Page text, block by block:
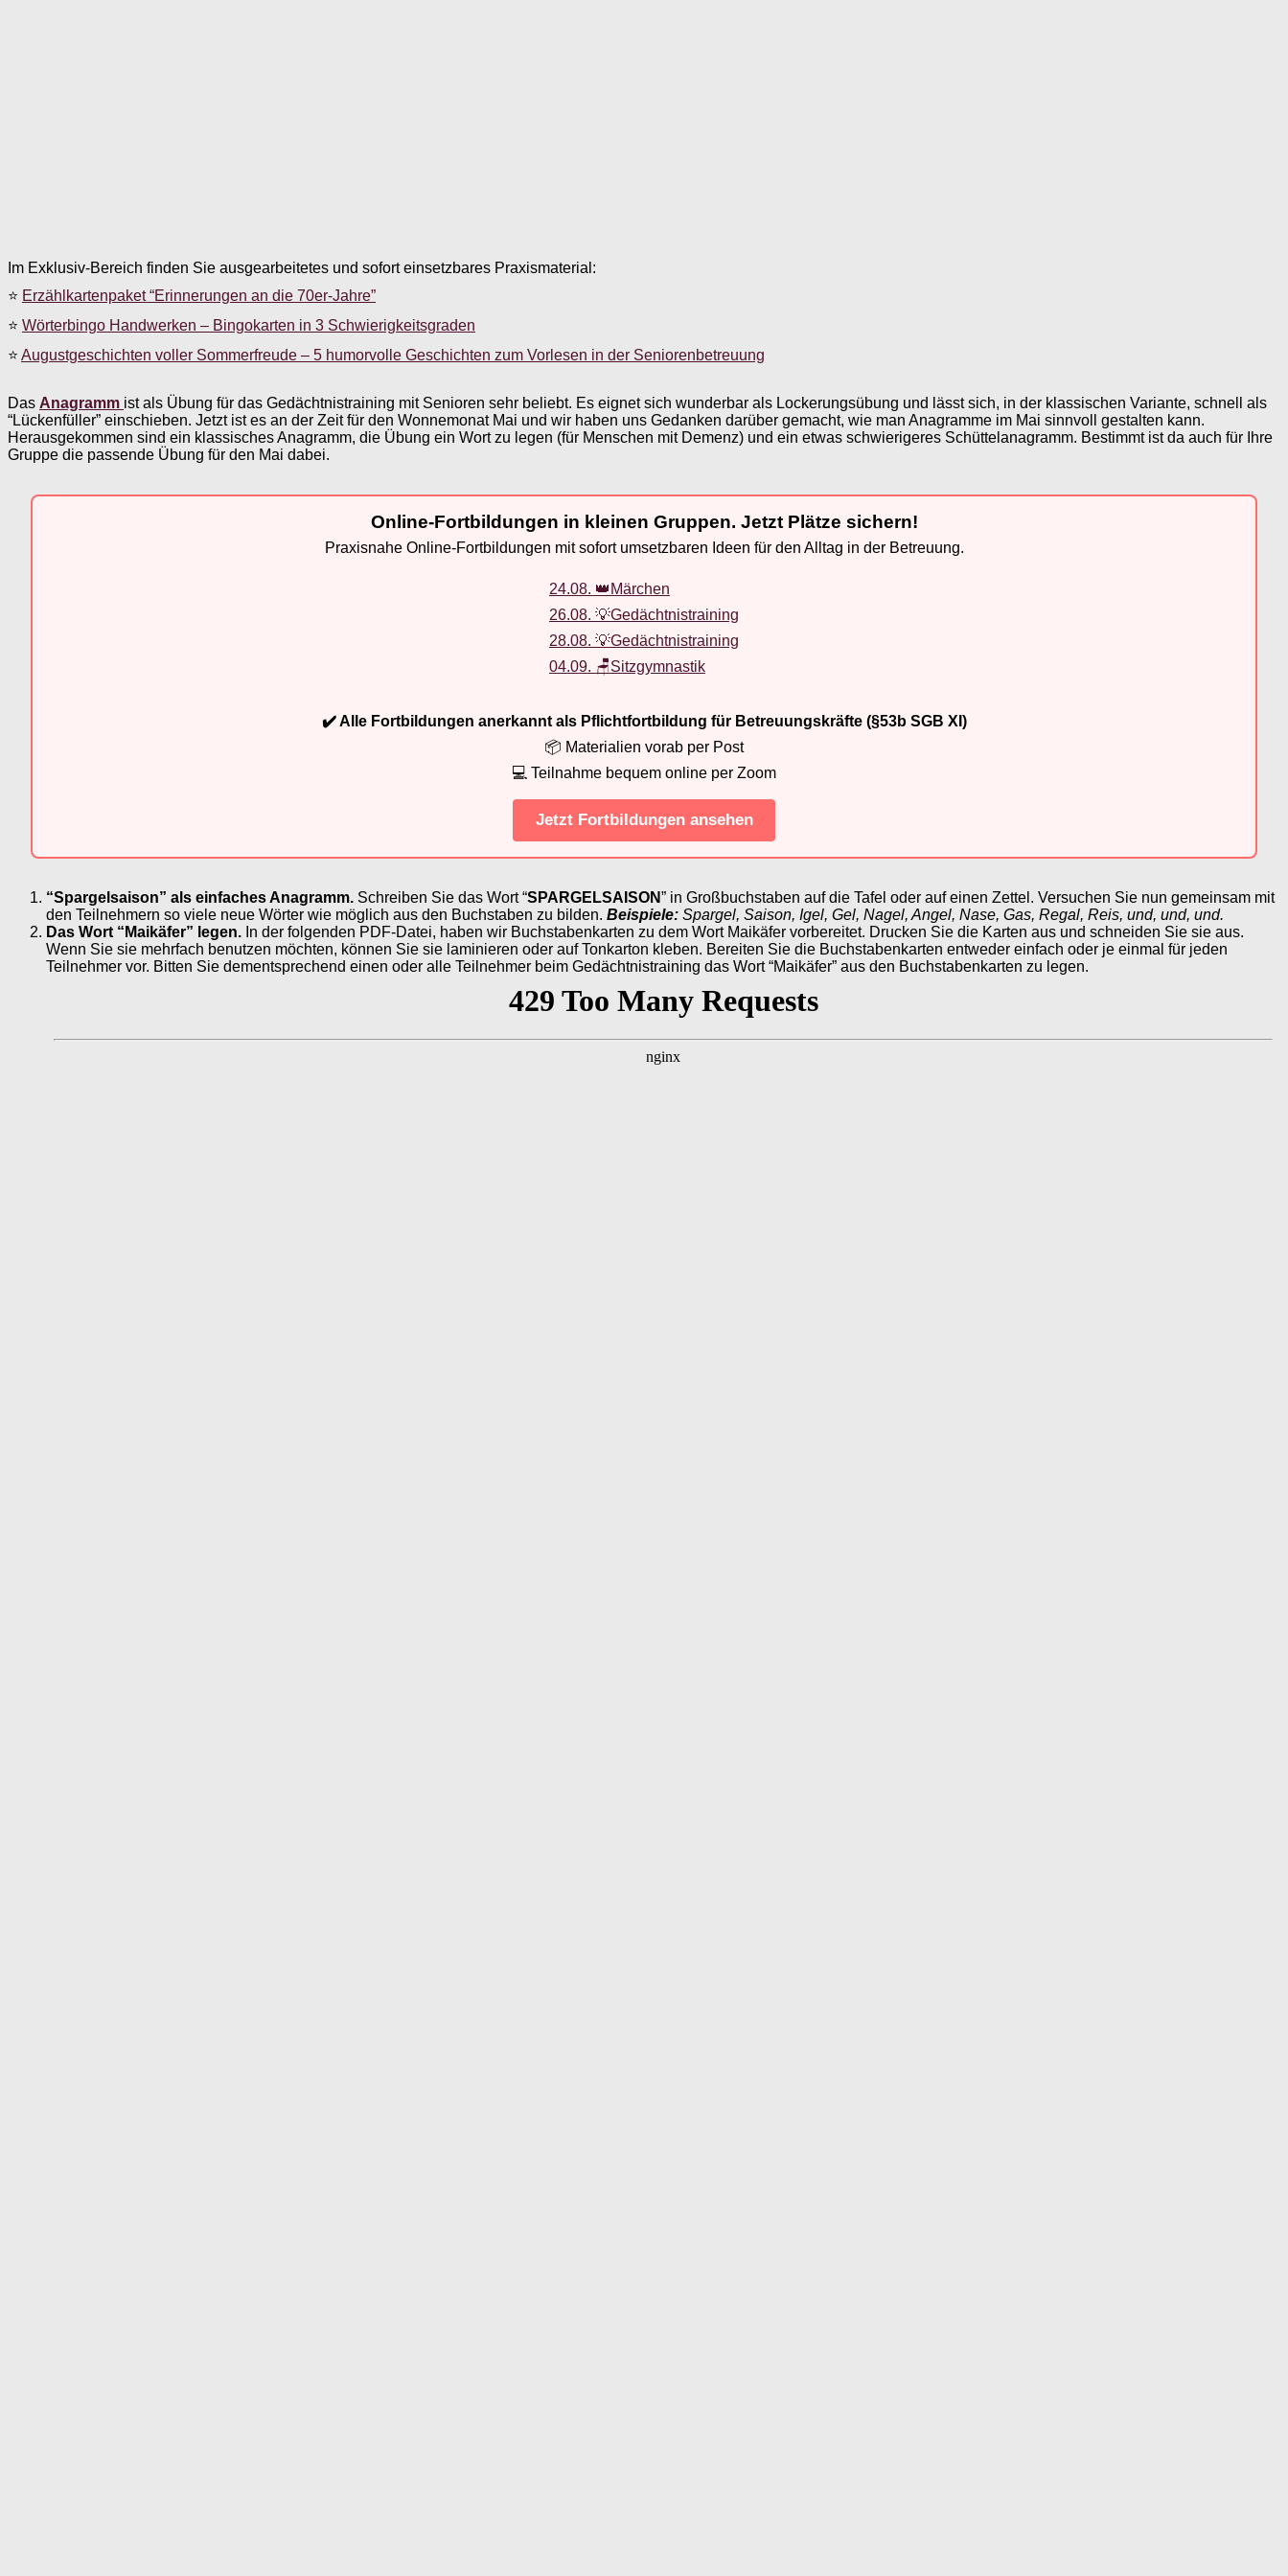
Im Exklusiv-Bereich finden Sie ausgearbeitetes und sofort einsetzbares Praxismaterial:
⭐ Erzählkartenpaket “Erinnerungen an die 70er-Jahre”
⭐ Wörterbingo Handwerken – Bingokarten in 3 Schwierigkeitsgraden
⭐ Augustgeschichten voller Sommerfreude – 5 humorvolle Geschichten zum Vorlesen in der Seniorenbetreuung
Das Anagramm ist als Übung für das Gedächtnistraining mit Senioren sehr beliebt. Es eignet sich wunderbar als Lockerungsübung und lässt sich, in der klassischen Variante, schnell als
“Lückenfüller” einschieben. Jetzt ist es an der Zeit für den Wonnemonat Mai und wir haben uns Gedanken darüber gemacht, wie man Anagramme im Mai sinnvoll gestalten kann.
Herausgekommen sind ein klassisches Anagramm, die Übung ein Wort zu legen (für Menschen mit Demenz) und ein etwas schwierigeres Schüttelanagramm. Bestimmt ist da auch für Ihre
Gruppe die passende Übung für den Mai dabei.
Online-Fortbildungen in kleinen Gruppen. Jetzt Plätze sichern!
Praxisnahe Online-Fortbildungen mit sofort umsetzbaren Ideen für den Alltag in der Betreuung.
24.08. 👑Märchen
26.08. 💡Gedächtnistraining
28.08. 💡Gedächtnistraining
04.09. 🪑Sitzgymnastik
✔️ Alle Fortbildungen anerkannt als Pflichtfortbildung für Betreuungskräfte (§53b SGB XI)
📦 Materialien vorab per Post
💻 Teilnahme bequem online per Zoom
Jetzt Fortbildungen ansehen
“Spargelsaison” als einfaches Anagramm. Schreiben Sie das Wort “SPARGELSAISON” in Großbuchstaben auf die Tafel oder auf einen Zettel. Versuchen Sie nun gemeinsam mit
den Teilnehmern so viele neue Wörter wie möglich aus den Buchstaben zu bilden. Beispiele: Spargel, Saison, Igel, Gel, Nagel, Angel, Nase, Gas, Regal, Reis, und, und, und.
Das Wort “Maikäfer” legen. In der folgenden PDF-Datei, haben wir Buchstabenkarten zu dem Wort Maikäfer vorbereitet. Drucken Sie die Karten aus und schneiden Sie sie aus.
Wenn Sie sie mehrfach benutzen möchten, können Sie sie laminieren oder auf Tonkarton kleben. Bereiten Sie die Buchstabenkarten entweder einfach oder je einmal für jeden
Teilnehmer vor. Bitten Sie dementsprechend einen oder alle Teilnehmer beim Gedächtnistraining das Wort “Maikäfer” aus den Buchstabenkarten zu legen.